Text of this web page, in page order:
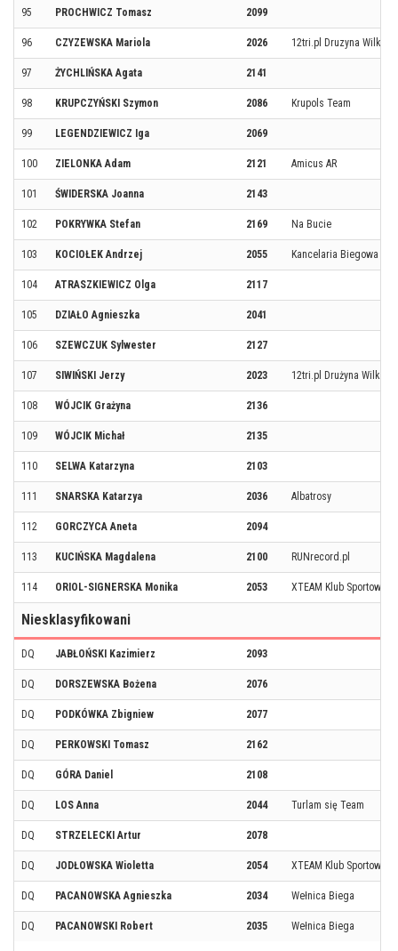
95 PROCHWICZ Tomasz 2099
96 CZYZEWSKA Mariola 2026 12tri.pl Druzyna Wilka
97 ŻYCHLIŃSKA Agata 2141
98 KRUPCZYŃSKI Szymon 2086 Krupols Team
99 LEGENDZIEWICZ Iga 2069
100 ZIELONKA Adam 2121 Amicus AR
101 ŚWIDERSKA Joanna 2143
102 POKRYWKA Stefan 2169 Na Bucie
103 KOCIOŁEK Andrzej 2055 Kancelaria Biegowa
104 ATRASZKIEWICZ Olga 2117
105 DZIAŁO Agnieszka 2041
106 SZEWCZUK Sylwester 2127
107 SIWIŃSKI Jerzy 2023 12tri.pl Drużyna Wilka
108 WÓJCIK Grażyna 2136
109 WÓJCIK Michał 2135
110 SELWA Katarzyna 2103
111 SNARSKA Katarzya 2036 Albatrosy
112 GORCZYCA Aneta 2094
113 KUCIŃSKA Magdalena 2100 RUNrecord.pl
114 ORIOL-SIGNERSKA Monika 2053 XTEAM Klub Sportowy
Niesklasyfikowani
DQ JABŁOŃSKI Kazimierz 2093
DQ DORSZEWSKA Bożena 2076
DQ PODKÓWKA Zbigniew 2077
DQ PERKOWSKI Tomasz 2162
DQ GÓRA Daniel 2108
DQ LOS Anna 2044 Turlam się Team
DQ STRZELECKI Artur 2078
DQ JODŁOWSKA Wioletta 2054 XTEAM Klub Sportowy
DQ PACANOWSKA Agnieszka 2034 Wełnica Biega
DQ PACANOWSKI Robert 2035 Wełnica Biega